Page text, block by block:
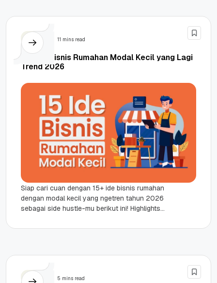
Bisnis 11 mins read
15+ Ide Bisnis Rumahan Modal Kecil yang Lagi
Trend 2026
Siap cari cuan dengan 15+ ide bisnis rumahan
dengan modal kecil yang ngetren tahun 2026
sebagai side hustle-mu berikut ini! Highlights
Bisnis 5 mins read